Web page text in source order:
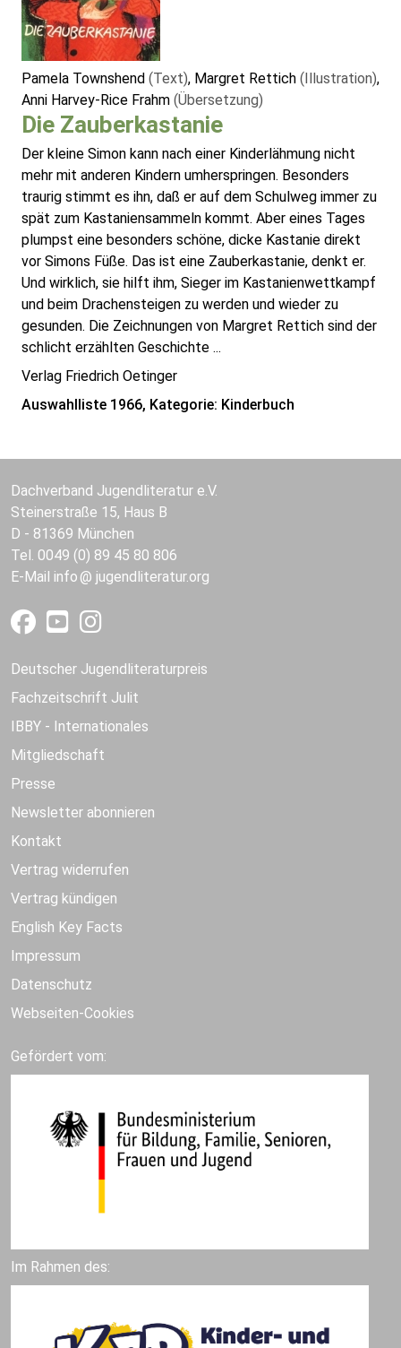
Pamela Townshend (Text), Margret Rettich (Illustration),
Anni Harvey-Rice Frahm (Übersetzung)
Die Zauberkastanie
Der kleine Simon kann nach einer Kinderlähmung nicht
mehr mit anderen Kindern umherspringen. Besonders
traurig stimmt es ihn, daß er auf dem Schulweg immer zu
spät zum Kastaniensammeln kommt. Aber eines Tages
plumpst eine besonders schöne, dicke Kastanie direkt
vor Simons Füße. Das ist eine Zauberkastanie, denkt er.
Und wirklich, sie hilft ihm, Sieger im Kastanienwettkampf
und beim Drachensteigen zu werden und wieder zu
gesunden. Die Zeichnungen von Margret Rettich sind der
schlicht erzählten Geschichte ...
Verlag Friedrich Oetinger
Auswahlliste 1966, Kategorie: Kinderbuch
Dachverband Jugendliteratur e.V.
Steinerstraße 15, Haus B
D - 81369 München
Tel. 0049 (0) 89 45 80 806
E-Mail info jugendliteratur.org
Deutscher Jugendliteraturpreis
Fachzeitschrift Julit
IBBY - Internationales
Mitgliedschaft
Presse
Newsletter abonnieren
Kontakt
Vertrag widerrufen
Vertrag kündigen
English Key Facts
Impressum
Datenschutz
Webseiten-Cookies
Gefördert vom:
Im Rahmen des: